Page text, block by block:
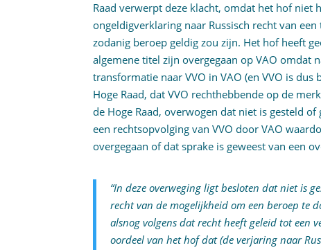
Raad verwerpt deze klacht, omdat het hof niet
ongeldigverklaring naar Russisch recht van
zodanig beroep geldig zou zijn. Het hof heeft
algemene titel zijn overgegaan op VAO omdat
transformatie naar VVO in VAO (en VVO is
Hoge Raad, dat VVO rechthebbende op de
de Hoge Raad, overwogen dat niet is gesteld
een rechtsopvolging van VVO door VAO
overgegaan of dat sprake is geweest van een
“In deze overweging ligt besloten dat niet is
recht van de mogelijkheid om een beroep te
alsnog volgens dat recht heeft geleid tot een
oordeel van het hof dat (de verjaring naar